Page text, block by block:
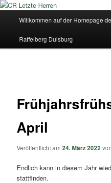
Zum
wechseln
CR Letzte Herren
Willkommen auf der Homepage
Raffelberg Duisburg
April
Veröffentlicht am24. März 2022
Endlich kann in diesem Jahr
stattfinden.